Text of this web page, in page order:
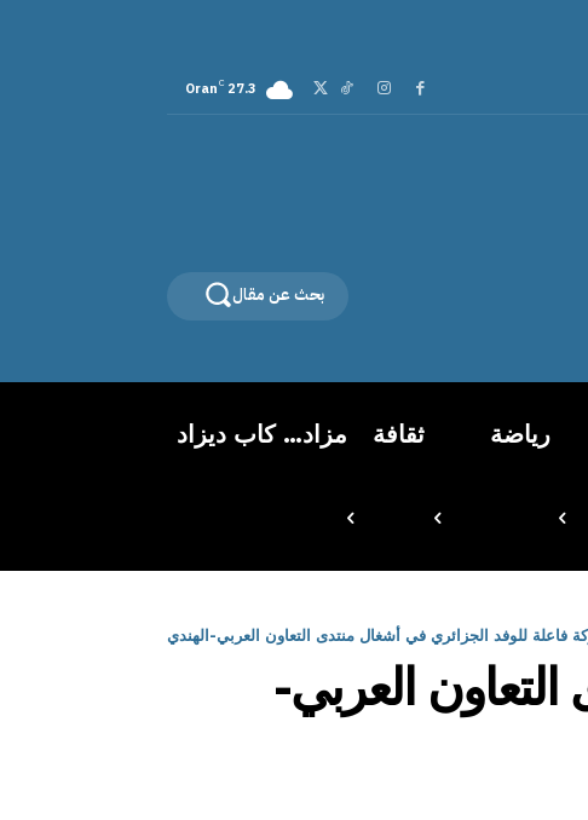
27.3
C
Oran
بحث عن مقال
رياضة ثقافة مزاد… كاب ديزاد
فاعلة للوفد الجزائري في أشغال منتدى التعاون العربي-الهندي
العربي-